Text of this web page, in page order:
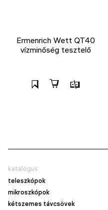
Ermenrich Wett QT40
vízminőség tesztelő
katalógus
teleszkópok
mikroszkópok
kétszemes távcsövek